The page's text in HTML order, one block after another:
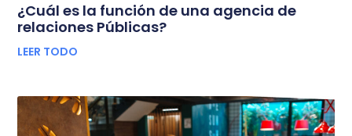
¿Cuál es la función de una agencia de
relaciones Públicas?
LEER TODO